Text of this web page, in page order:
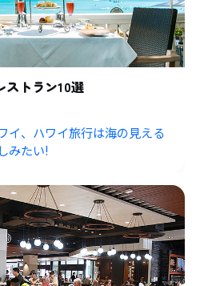
ストラン10選
イ、ハワイ旅行は海の見える
みたい!